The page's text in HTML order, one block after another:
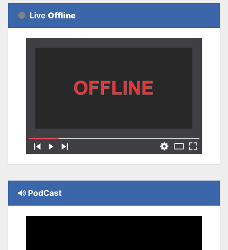
Live Offline
PodCast